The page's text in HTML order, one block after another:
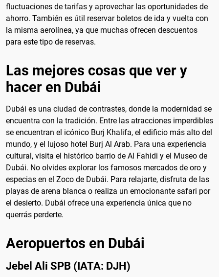
fluctuaciones de tarifas y aprovechar las oportunidades de
ahorro. También es útil reservar boletos de ida y vuelta con
la misma aerolínea, ya que muchas ofrecen descuentos
para este tipo de reservas.
Las mejores cosas que ver y
hacer en Dubái
Dubái es una ciudad de contrastes, donde la modernidad se
encuentra con la tradición. Entre las atracciones imperdibles
se encuentran el icónico Burj Khalifa, el edificio más alto del
mundo, y el lujoso hotel Burj Al Arab. Para una experiencia
cultural, visita el histórico barrio de Al Fahidi y el Museo de
Dubái. No olvides explorar los famosos mercados de oro y
especias en el Zoco de Dubái. Para relajarte, disfruta de las
playas de arena blanca o realiza un emocionante safari por
el desierto. Dubái ofrece una experiencia única que no
querrás perderte.
Aeropuertos en Dubái
Jebel Ali SPB (IATA: DJH)